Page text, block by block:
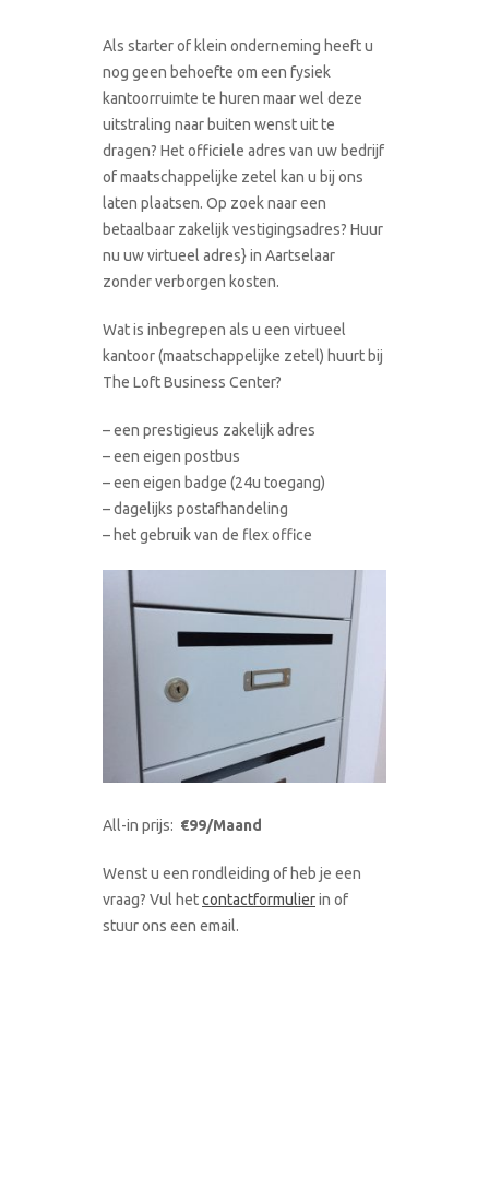
Als starter of klein onderneming heeft u
nog geen behoefte om een fysiek
kantoorruimte te huren maar wel deze
uitstraling naar buiten wenst uit te
dragen? Het officiele adres van uw bedrijf
of maatschappelijke zetel kan u bij ons
laten plaatsen. Op zoek naar een
betaalbaar zakelijk vestigingsadres? Huur
nu uw virtueel adres} in Aartselaar
zonder verborgen kosten.
Wat is inbegrepen als u een virtueel
kantoor (maatschappelijke zetel) huurt bij
The Loft Business Center?
– een prestigieus zakelijk adres
– een eigen postbus
– een eigen badge (24u toegang)
– dagelijks postafhandeling
– het gebruik van de flex office
All-in prijs: €99/Maand
Wenst u een rondleiding of heb je een
vraag? Vul hetcontactformulierin of
stuur ons een email.